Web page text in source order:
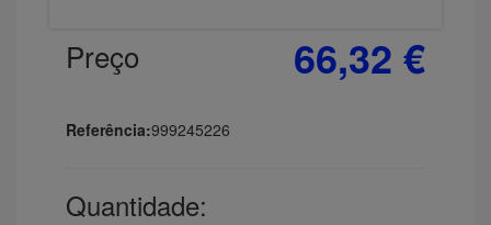
Preço 66,32 €
Referência:999245226
Quantidade: